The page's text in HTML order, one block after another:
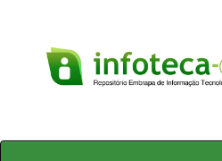
Skip